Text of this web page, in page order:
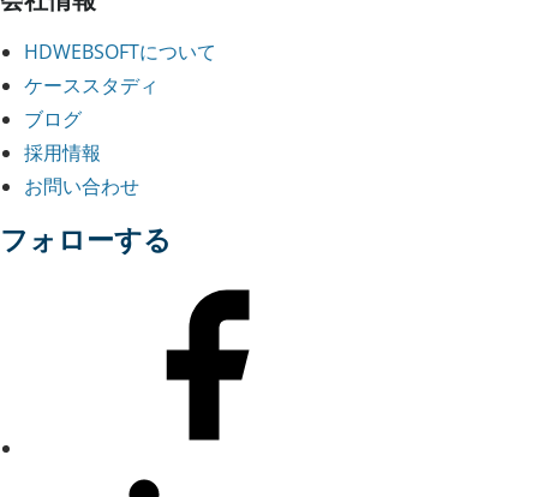
HDWEBSOFTについて
ケーススタディ
ブログ
採用情報
お問い合わせ
フォローする